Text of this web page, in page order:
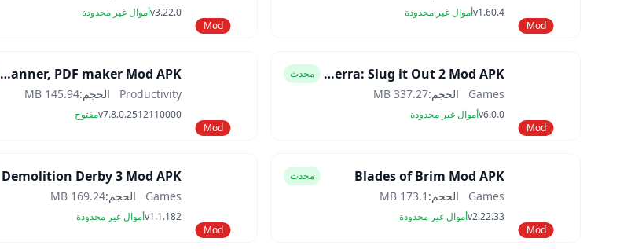
Mod
v1.60.4أموال غير محدودة
Mod
v3.22.0أموال غير محدودة
Mod
Slugterra: Slug it Out 2 Mod APK محدث
Games الحجم:337.27 MB
v6.0.0أموال غير محدودة
Mod
CamScanner- scanner, PDF maker Mod APK
Productivity الحجم:145.94 MB
v7.8.0.2512110000مفتوح
Mod
Blades of Brim Mod APK محدث
Games الحجم: 173.1 MB
v2.22.33أموال غير محدودة
Mod
Demolition Derby 3 Mod APK
Games الحجم:169.24 MB
v1.1.182أموال غير محدودة